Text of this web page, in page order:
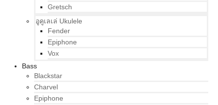
Gretsch
อูคูเลเล่ Ukulele
Fender
Epiphone
Vox
Bass
Blackstar
Charvel
Epiphone